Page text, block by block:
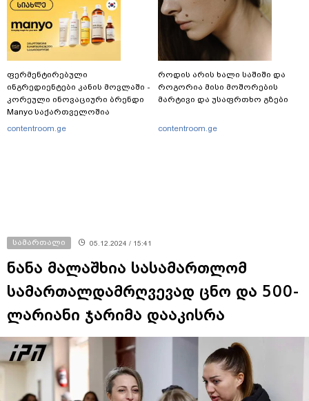
ფერმენტირებული
ინგრედიენტები კანის მოვლაში -
კორეული ინოვაციური ბრენდი
Manyo საქართველოშია
contentroom.ge
როდის არის ხალი საშიში და
როგორია მისი მოშორების
მარტივი და უსაფრთხო გზები
contentroom.ge
სამართალი 05.12.2024 / 15:41
ნანა მალაშხია სასამართლომ
სამართალდამრღვევად ცნო და 500-
ლარიანი ჯარიმა დააკისრა